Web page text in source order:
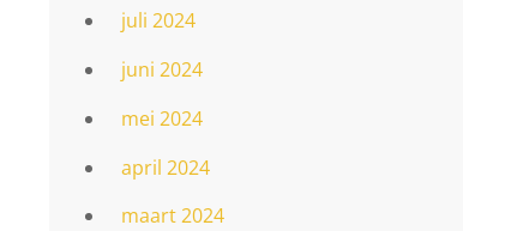
juli 2024
juni 2024
mei 2024
april 2024
maart 2024